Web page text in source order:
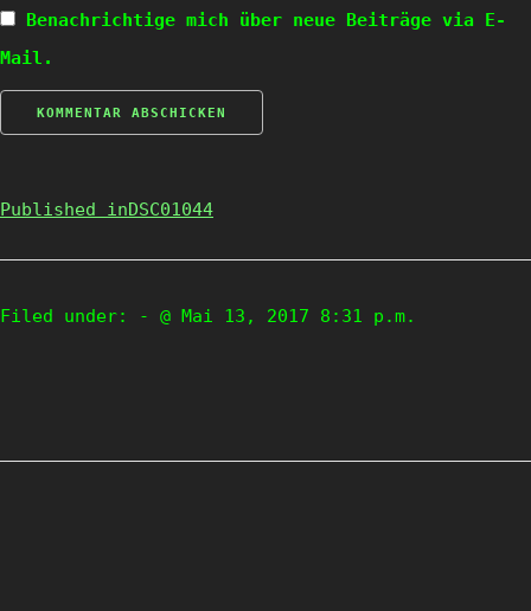
Benachrichtige mich über neue Beiträge via E-
Mail.
Published inDSC01044
Filed under: - @ Mai 13, 2017 8:31 p.m.